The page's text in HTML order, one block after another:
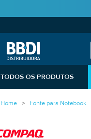
TODOS OS PRODUTOS
Home Fonte para Notebook